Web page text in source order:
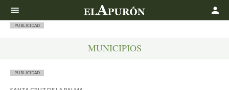
PUBLICIDAD
MUNICIPIOS
PUBLICIDAD